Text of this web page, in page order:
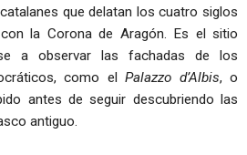
que delatan los cuatro siglos
la Corona de Aragón. Es el sitio
a observar las fachadas de los
como elPalazzo d’Albis, o
antes de seguir descubriendo las
antiguo.